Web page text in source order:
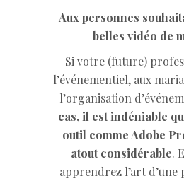
Aux personnes
belles vidéo de
Si votre (future)
l’événementiel, aux
l’organisation
cas, il est indéniable
outil comme Adobe
atout considérable.
apprendrez l’art d’une